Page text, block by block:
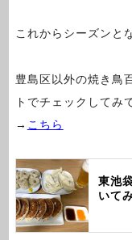
これからシーズンと
豊島区以外の焼き鳥
トでチェックしてみ
→ こちら
東池
いて